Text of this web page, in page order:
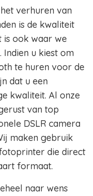
verhuren van
is de kwaliteit
is ook waar we
Indien u kiest om
te huren voor de
dat u een
kwaliteit. Al onze
van top
DSLR camera
maken gebruik
die direct
formaat.
naar wens